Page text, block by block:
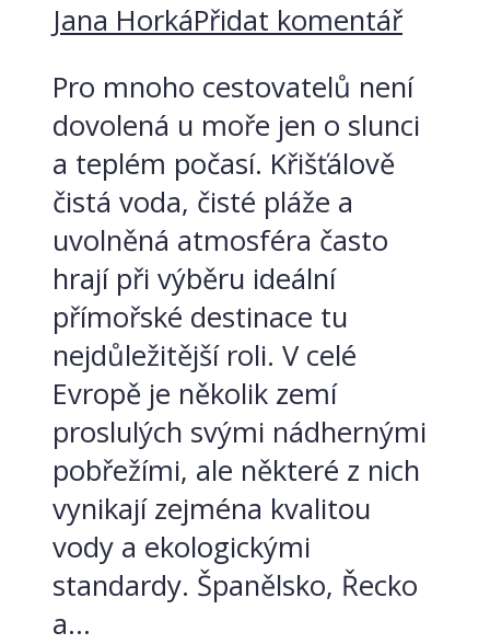
Jana HorkáPřidat komentář
Pro mnoho cestovatelů není
dovolená u moře jen o slunci
a teplém počasí. Křišťálově
čistá voda, čisté pláže a
uvolněná atmosféra často
hrají při výběru ideální
přímořské destinace tu
nejdůležitější roli. V celé
Evropě je několik zemí
proslulých svými nádhernými
pobřežími, ale některé z nich
vynikají zejména kvalitou
vody a ekologickými
standardy. Španělsko, Řecko
a...